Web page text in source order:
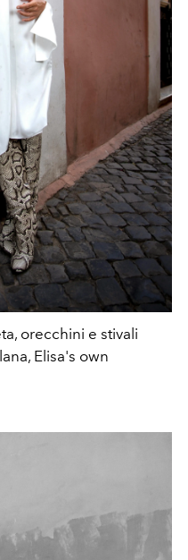
orecchini e stivali
Elisa's own